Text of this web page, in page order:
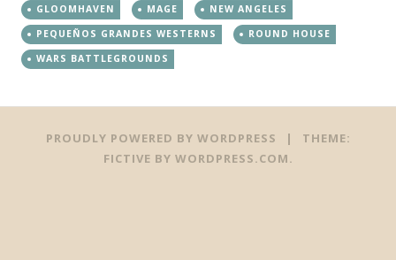
GLOOMHAVEN
MAGE
NEW ANGELES
PEQUEÑOS GRANDES WESTERNS
ROUND HOUSE
WARS BATTLEGROUNDS
PROUDLY POWERED BY WORDPRESS |
THEME:
FICTIVE BY WORDPRESS.COM.